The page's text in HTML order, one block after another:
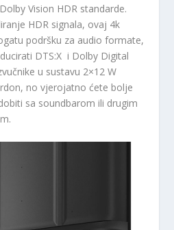
Vision HDR standarde.
HDR signala, ovaj 4k
podršku za audio formate,
DTS:X i Dolby Digital
u sustavu 2×12 W
no vjerojatno ćete bolje
sa soundbarom ili drugim